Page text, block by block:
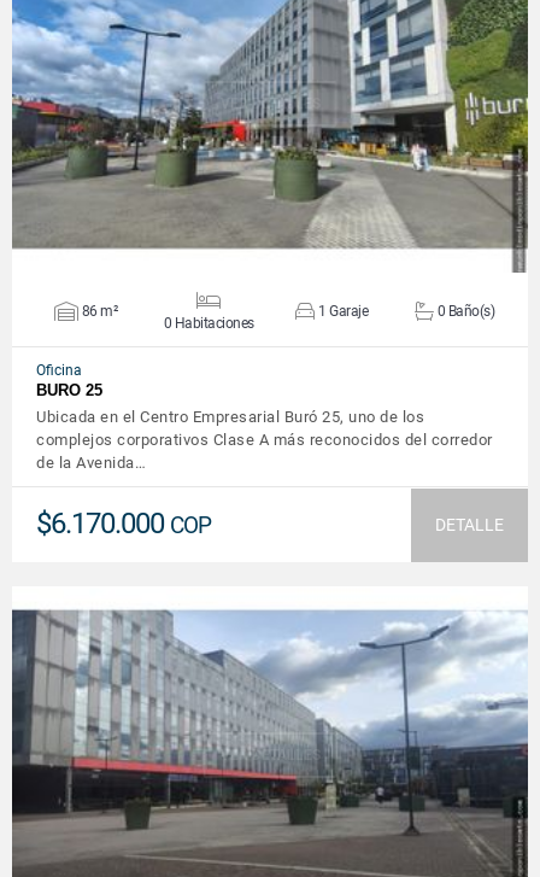
VER DETALLES
86 m²
0 Habitaciones
1 Garaje 0 Baño(s)
Oficina
BURO 25
Ubicada en el Centro Empresarial Buró 25, uno de los
complejos corporativos Clase A más reconocidos del corredor
de la Avenida…
$6.170.000 COP DETALLE
VER DETALLES